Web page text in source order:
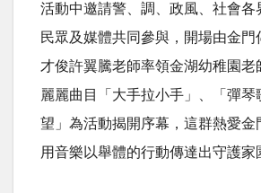
活動中邀請警、調、政風、社會各
民眾及媒體共同參與，開場由金門
才俊許翼騰老師率領金湖幼稚園老
麗麗曲目「大手拉小手」、「彈琴
望」為活動揭開序幕，這群熱愛金
用音樂以舉體的行動傳達出守護家